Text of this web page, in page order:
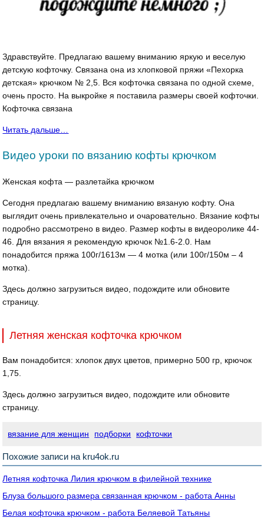
Здравствуйте. Предлагаю вашему вниманию яркую и веселую
детскую кофточку. Связана она из хлопковой пряжи «Пехорка
детская» крючком № 2,5. Вся кофточка связана по одной схеме,
очень просто. На выкройке я поставила размеры своей кофточки.
Кофточка связана
Читать дальше…
Видео уроки по вязанию кофты крючком
Женская кофта — разлетайка крючком
Сегодня предлагаю вашему вниманию вязаную кофту. Она
выглядит очень привлекательно и очаровательно. Вязание кофты
подробно рассмотрено в видео. Размер кофты в видеоролике 44-
46. Для вязания я рекомендую крючок №1.6-2.0. Нам
понадобится пряжа 100г/1613м — 4 мотка (или 100г/150м – 4
мотка).
Здесь должно загрузиться видео, подождите или обновите
страницу.
Летняя женская кофточка крючком
Вам понадобится: хлопок двух цветов, примерно 500 гр, крючок
1,75.
Здесь должно загрузиться видео, подождите или обновите
страницу.
вязание для женщин подборки кофточки
Похожие записи на kru4ok.ru
Летняя кофточка Лилия крючком в филейной технике
Блуза большого размера связанная крючком - работа Анны
Белая кофточка крючком - работа Беляевой Татьяны